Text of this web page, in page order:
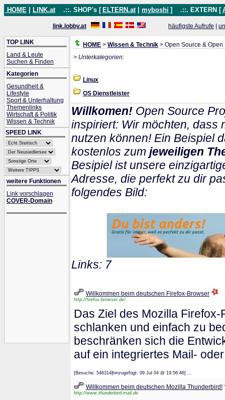
HOME LINK.at .::. SHOP's [ ELTERN.at myboshi ] .::. EXTERN [
link.lobby.at häufigste Aufrufe
TOP LINK
Land & Leute
Suchen & Finden
Kategorien
Gesundheit &
Lifestyle
Sport & Unterhaltung
Themenlinks
Wirtschaft & Politik
Wissen & Technik
SPEED LINK
weitere Funktionen
Link vorschlagen
COVER-Domain
HOME > Wissen & Technik > Open Source & Open
> Unterkategorien:
Linux
OS Dienstleister
Willkomen! Open Source
inspiriert: Wir möchten, dass
nutzen können! Ein Beispiel
kostenlos zum jeweiligen
Besipiel ist unsere
Adresse, die perfekt zu dir
folgendes Bild:
Links: 7
Willkommen beim deutschen Firefox-Browser
http://firefox-browser.de/
Das Ziel des Mozilla
schlanken und einfach zu
beschränken sich die
auf ein integriertes Mail-
[Besuche: 546314|hinzugefügt: 09 Jul 04 @ 19:56:46] ...
Willkommen beim deutschen Mozilla Thunderbird!
http://www.thunderbird-mail.de